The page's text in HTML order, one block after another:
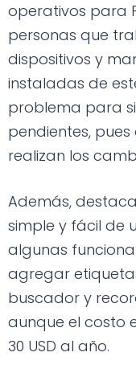
operativos para
personas que
dispositivos y
instaladas de
problema para
pendientes,
realizan los
Además,
simple y fácil de
algunas
agregar
buscador y
aunque el costo
30 USD al año.